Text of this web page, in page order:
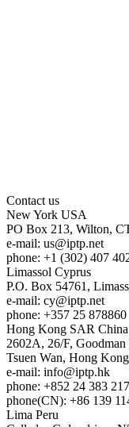
Contact us
New York USA
PO Box 213, Wilton,
e-mail: us
iptp.net
phone: +1 (302) 407
Limassol Cyprus
P.O. Box 54761,
e-mail: cy
iptp.net
phone: +357 25 878860
Hong Kong SAR China
2602A, 26/F,
Tsuen Wan, Hong Kong
e-mail: info
iptp.hk
phone: +852 24 383 217
phone(CN): +86 139
Lima Peru